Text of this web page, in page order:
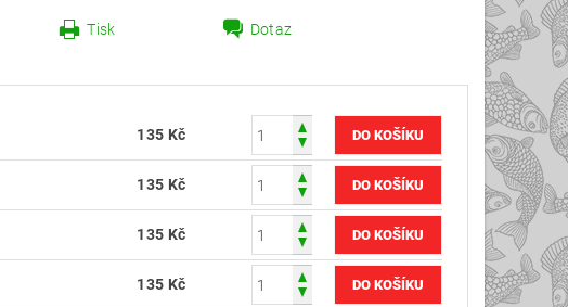
Tisk Dotaz
135 Kč
135 Kč
135 Kč
135 Kč